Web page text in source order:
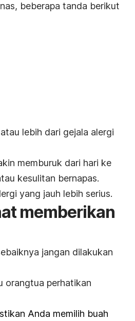
beberapa tanda berikut
lebih dari gejala alergi
memburuk dari hari ke
kesulitan bernapas.
yang jauh lebih serius.
memberikan
jangan dilakukan
orangtua perhatikan
Anda memilih buah